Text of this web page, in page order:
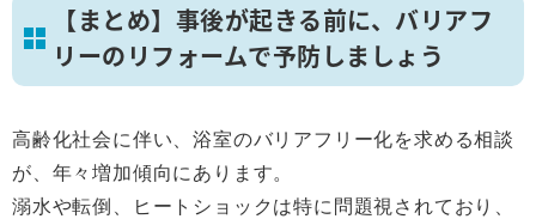
【まとめ】事後が起きる前に、バリアフ
リーのリフォームで予防しましょう
高齢化社会に伴い、浴室のバリアフリー化を求める相談
が、年々増加傾向にあります。
溺水や転倒、ヒートショックは特に問題視されており、